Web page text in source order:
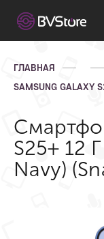
ГЛАВНАЯ
SAMSUNG GALAXY
S25+ 12
Navy)